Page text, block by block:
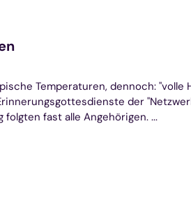
Temperaturen, dennoch: "volle
der
folgten fast alle Angehörigen. ...